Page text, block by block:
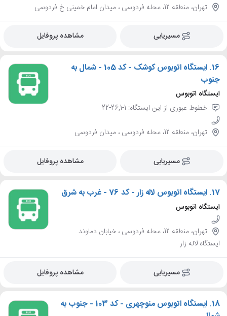
تهران، منطقه 12، محله فردوسی ، میدان امام خمینی خ فردوسی
مسیریابی مشاهده پروفایل
16.
ایستگاه اتوبوس کوشک - کد 105 - شمال به
جنوب
ایستگاه اتوبوس
خطوط عبوری از این ایستگاه: 1-26,1-22
تهران، منطقه 12، محله فردوسی ، میدان فردوسی
مسیریابی مشاهده پروفایل
17. ایستگاه اتوبوس لاله زار - کد 76 - غرب به شرق
ایستگاه اتوبوس
تهران، منطقه 12، محله فردوسی ، خیابان دماوند
ایستگاه لاله زار
مسیریابی مشاهده پروفایل
18.
ایستگاه اتوبوس منوچهری - کد 103 - جنوب به